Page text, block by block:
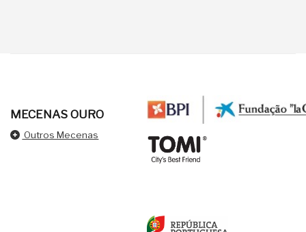
MECENAS OURO
Outros Mecenas